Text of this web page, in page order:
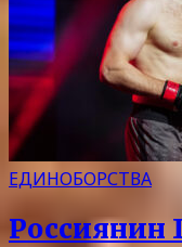
ЕДИНОБОРСТВА
Россиянин